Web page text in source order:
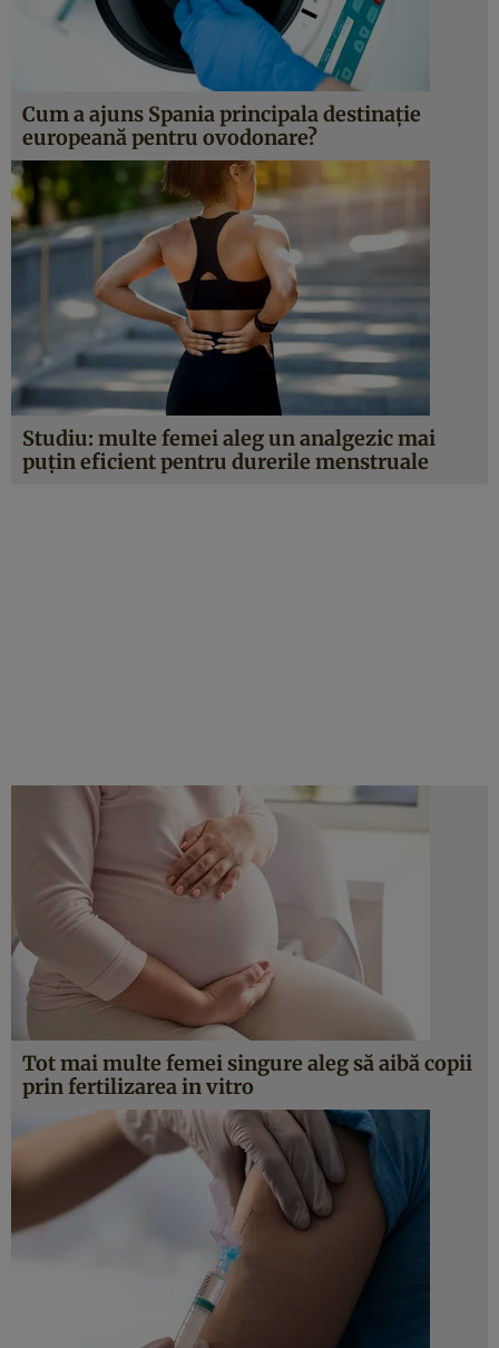
Cum a ajuns Spania principala destinație
europeană pentru ovodonare?
Studiu: multe femei aleg un analgezic mai
puțin eficient pentru durerile menstruale
Tot mai multe femei singure aleg să aibă copii
prin fertilizarea in vitro